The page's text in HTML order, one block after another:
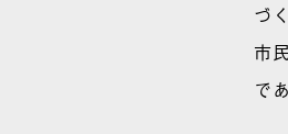
づ
市
で